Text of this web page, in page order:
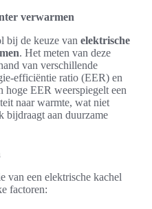
verwarmen
bij de keuze van elektrische
. Het meten van deze
van verschillende
efficiëntie ratio (EER) en
EER weerspiegelt een
naar warmte, wat niet
bijdraagt aan duurzame
van een elektrische kachel
factoren: